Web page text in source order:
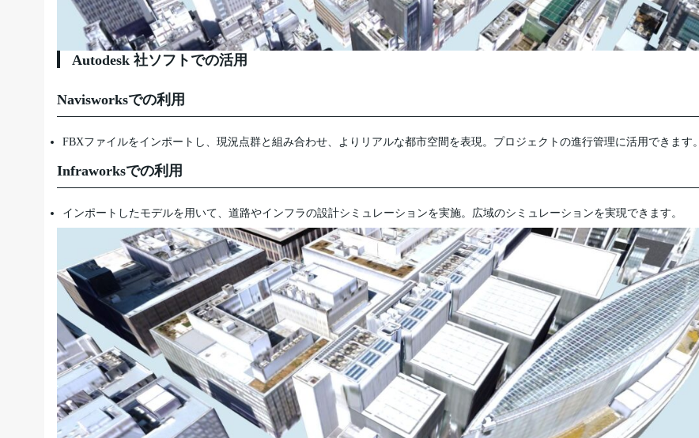
Autodesk 社ソフトでの活用
Navisworksでの利用
FBXファイルをインポートし、現況点群と組み合わせ、よりリアルな都市空間を表現。プロジェクトの進行管理に活用できます。
Infraworksでの利用
インポートしたモデルを用いて、道路やインフラの設計シミュレーションを実施。広域のシミュレーションを実現できます。